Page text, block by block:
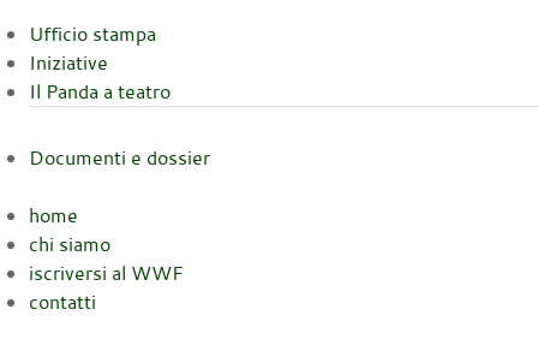
Ufficio stampa
Iniziative
Il Panda a teatro
Documenti e dossier
home
chi siamo
iscriversi al WWF
contatti